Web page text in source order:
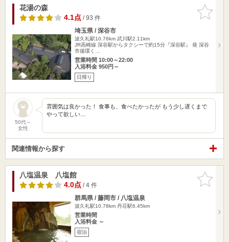
お気に入
りに追加
花湯の森
4.1点/ 93 件
埼玉県 / 深谷市
波久礼駅10.76km 武川駅2.11km
JR高崎線 深谷駅からタクシーで約15分『深谷駅』 発 深谷
市循環く…
営業時間 10:00～22:00
入浴料金 950円～
日帰り
50代～
女性
雰囲気は良かった！ 食事も、食べたかったが もう少し遅くまで
やって欲しい…
関連情報から探す
お気に入
りに追加
八塩温泉 八塩館
4.0点/ 4 件
群馬県 / 藤岡市 / 八塩温泉
波久礼駅10.78km 丹荘駅6.45km
営業時間
入浴料金 ～
宿泊